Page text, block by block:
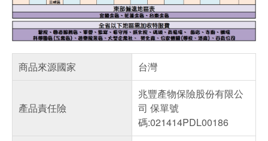
商品來源國家 台灣
產品責任險
兆豐產物保險股份有限公
司 保單號
碼:021414PDL00186